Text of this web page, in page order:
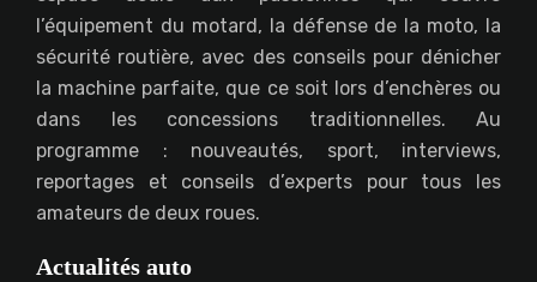
l’équipement du motard, la défense de la moto, la
sécurité routière, avec des conseils pour dénicher
la machine parfaite, que ce soit lors d’enchères ou
dans les concessions traditionnelles. Au
programme : nouveautés, sport, interviews,
reportages et conseils d’experts pour tous les
amateurs de deux roues.
Actualités auto